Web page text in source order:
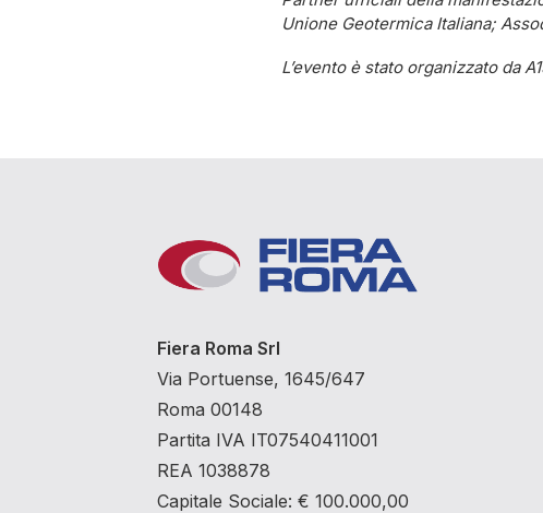
Unione Geotermica Italiana;
L’evento è stato organizzato da
Fiera Roma Srl
Via Portuense, 1645/647
Roma 00148
Partita IVA IT07540411001
REA 1038878
Capitale Sociale: € 100.000,00